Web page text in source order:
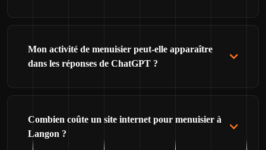
Mon activité de menuisier peut-elle apparaître
dans les réponses de ChatGPT ?
Combien coûte un site internet pour menuisier à
Langon ?